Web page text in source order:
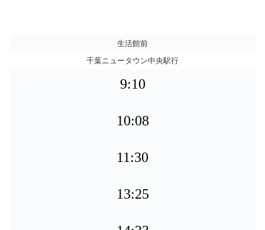
生活館前
千葉ニュータウン中央駅行
9:10
10:08
11:30
13:25